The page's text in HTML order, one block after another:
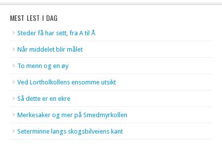
MEST LEST I DAG
Steder få har sett, fra A til Å
Når middelet blir målet
To menn og en øy
Ved Lortholkollens ensomme utsikt
Så dette er en ekre
Merkesaker og mer på Smedmyrkollen
Seterminne langs skogsbilveiens kant